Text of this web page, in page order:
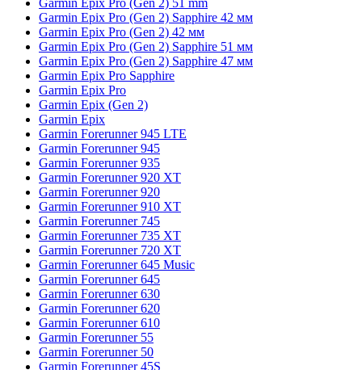
Garmin Epix Pro (Gen 2) 51 mm
Garmin Epix Pro (Gen 2) Sapphire 42 мм
Garmin Epix Pro (Gen 2) 42 мм
Garmin Epix Pro (Gen 2) Sapphire 51 мм
Garmin Epix Pro (Gen 2) Sapphire 47 мм
Garmin Epix Pro Sapphire
Garmin Epix Pro
Garmin Epix (Gen 2)
Garmin Epix
Garmin Forerunner 945 LTE
Garmin Forerunner 945
Garmin Forerunner 935
Garmin Forerunner 920 XT
Garmin Forerunner 920
Garmin Forerunner 910 XT
Garmin Forerunner 745
Garmin Forerunner 735 XT
Garmin Forerunner 720 XT
Garmin Forerunner 645 Music
Garmin Forerunner 645
Garmin Forerunner 630
Garmin Forerunner 620
Garmin Forerunner 610
Garmin Forerunner 55
Garmin Forerunner 50
Garmin Forerunner 45S